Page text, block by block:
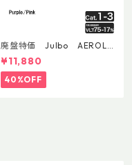
廃盤特価 Julbo AEROLIT
E AsianFit
¥11,880
40%OFF